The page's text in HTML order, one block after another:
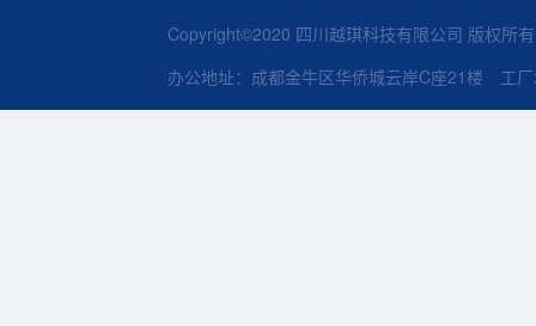
Copyright©2020 四川越琪科技有限公司 版权所
办公地址：成都金牛区华侨城云岸C座21楼 工